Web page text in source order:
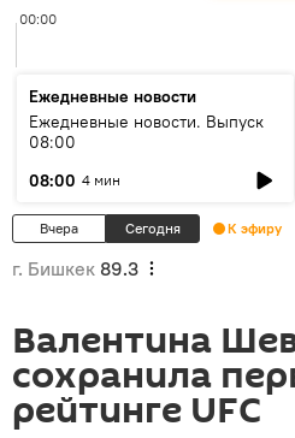
00:00
Ежедневные новости
Ежедневные новости. Выпуск
08:00
08:00 4 мин
Вчера Сегодня К эфиру
г. Бишкек 89.3
Валентина
сохранила
рейтинге UFC